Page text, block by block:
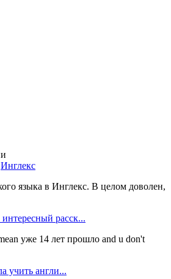
Инглекс
языка в Инглекс. В целом доволен,
расск...
уже 14 лет прошло and u don't
учить англи...